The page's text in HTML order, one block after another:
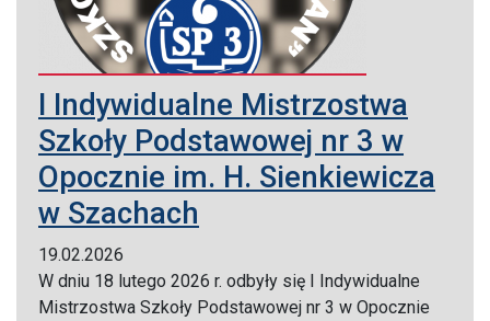
I Indywidualne Mistrzostwa
Szkoły Podstawowej nr 3 w
Opocznie im. H. Sienkiewicza
w Szachach
19.02.2026
W dniu 18 lutego 2026 r. odbyły się I Indywidualne
Mistrzostwa Szkoły Podstawowej nr 3 w Opocznie